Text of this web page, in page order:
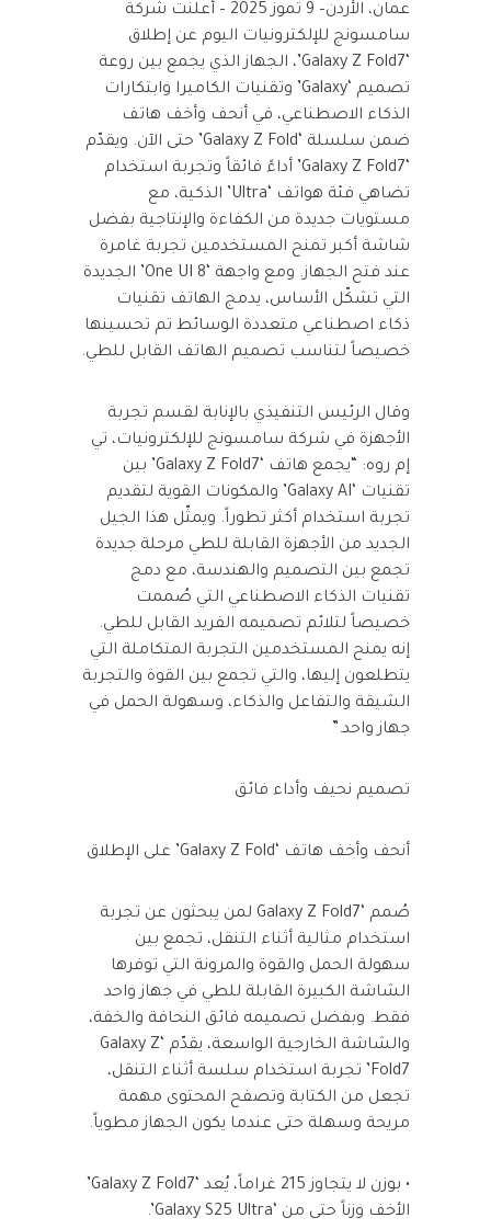
عمان، الأردن– 9 تموز 2025 – أعلنت شركة
سامسونج للإلكترونيات اليوم عن إطلاق
‘Galaxy Z Fold7’، الجهاز الذي يجمع بين روعة
تصميم ‘Galaxy’ وتقنيات الكاميرا وابتكارات
الذكاء الاصطناعي، في أنحف وأخف هاتف
ضمن سلسلة ‘Galaxy Z Fold’ حتى الآن. ويقدّم
‘Galaxy Z Fold7’ أداءً فائقاً وتجربة استخدام
تضاهي فئة هواتف ‘Ultra’ الذكية، مع
مستويات جديدة من الكفاءة والإنتاجية بفضل
شاشة أكبر تمنح المستخدمين تجربة غامرة
عند فتح الجهاز. ومع واجهة ‘One UI 8’ الجديدة
التي تشكّل الأساس، يدمج الهاتف تقنيات
ذكاء اصطناعي متعددة الوسائط تم تحسينها
خصيصاً لتناسب تصميم الهاتف القابل للطي.
وقال الرئيس التنفيذي بالإنابة لقسم تجربة
الأجهزة في شركة سامسونج للإلكترونيات، تي
إم روه: “يجمع هاتف ‘Galaxy Z Fold7’ بين
تقنيات ‘Galaxy AI’ والمكونات القوية لتقديم
تجربة استخدام أكثر تطوراً. ويمثّل هذا الجيل
الجديد من الأجهزة القابلة للطي مرحلة جديدة
تجمع بين التصميم والهندسة، مع دمج
تقنيات الذكاء الاصطناعي التي صُممت
خصيصاً لتلائم تصميمه الفريد القابل للطي.
إنه يمنح المستخدمين التجربة المتكاملة التي
يتطلعون إليها، والتي تجمع بين القوة والتجربة
الشيقة والتفاعل والذكاء، وسهولة الحمل في
جهاز واحد.”
تصميم نحيف وأداء فائق
أنحف وأخف هاتف ‘Galaxy Z Fold’ على الإطلاق
صُمم ‘Galaxy Z Fold7 لمن يبحثون عن تجربة
استخدام مثالية أثناء التنقل، تجمع بين
سهولة الحمل والقوة والمرونة التي توفرها
الشاشة الكبيرة القابلة للطي في جهاز واحد
فقط. وبفضل تصميمه فائق النحافة والخفة،
والشاشة الخارجية الواسعة، يقدّم ‘Galaxy Z
Fold7’ تجربة استخدام سلسة أثناء التنقل،
تجعل من الكتابة وتصفح المحتوى مهمة
مريحة وسهلة حتى عندما يكون الجهاز مطوياً.
• بوزن لا يتجاوز 215 غراماً، يُعد ‘Galaxy Z Fold7’
الأخف وزناً حتى من ‘Galaxy S25 Ultra’.